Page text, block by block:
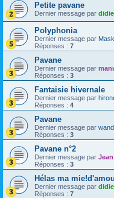
Petite pavane
Dernier message par
Polyphonia
Dernier message par Mask
Réponses : 7
Pavane
Dernier message par
Réponses : 3
Fantaisie hivernale
Dernier message par
Réponses : 4
Pavane
Dernier message par
Réponses : 3
Pavane n°2
Dernier message par
Réponses : 3
Hélas ma
Dernier message par
Réponses : 7